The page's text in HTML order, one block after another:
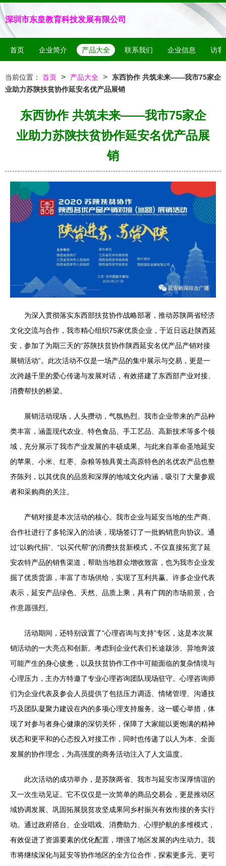
深圳市东皇教育科技发展有限公司
首页 企业简介 产品大全 联系我们 企业信息 访客
当前位置： 首页 > 产品大全 >
东西协作 共筑未来——我市75家企
业助力苏陕扶贫协作延安名优产品展销
东西协作 共筑未来——我市75家企
业助力苏陕扶贫协作延安名优产品展
销
为深入贯彻落实东西部扶贫协作战略部署，推动苏陕两省经济
文化交流与合作，我市精心组织75家优质企业，于近日远赴陕西延
安，参加了为期三天的“苏陕扶贫协作陕西延安名优产品产销对接
展销活动”。此次活动不仅是一场产品的集中展示与交易，更是一
次跨越千里的爱心传递与发展对话，有效搭建了东西部产业对接、
消费帮扶的桥梁。
展销活动现场，人头攒动，气氛热烈。我市企业带来的产品种
类丰富，涵盖现代农业、特色食品、手工艺品、高新技术等多个领
域，充分展示了我市产业发展的丰硕成果。与此来自革命圣地延安
的苹果、小米、红枣、杂粮等独具黄土高原特色的名优农产品也整
齐陈列，以其优良的品质和深厚的地域文化内涵，吸引了大量参观
者和采购商的关注。
产销对接是本次活动的核心。我市企业与延安当地的生产商、
合作社进行了多轮深入的洽谈，现场签订了一批购销意向协议。通
过“以购代捐”、“以买代帮”的消费扶贫新模式，不仅直接拓宽了延
安农特产品的销售渠道，帮助当地群众增收致富，也为我市企业发
掘了优质货源，丰富了市场供给，实现了互利共赢。许多企业代表
表示，延安产品绿色、天然、品质上乘，具有广阔的市场前景，合
作意愿强烈。
活动期间，还特别设置了“心理咨询与支持”专区，这是本次展
销活动的一大亮点和创新。考虑到企业代表们长途跋涉、异地奔波
可能产生的身心疲惫，以及扶贫协作工作中可能面临的复杂情境与
心理压力，主办方特邀了专业心理咨询团队现场驻守。心理咨询师
们为企业代表及参会人员提供了包括压力调适、情绪管理、沟通技
巧及团队凝聚力建设在内的多项心理支持服务。这一暖心举措，体
现了对参与者身心健康的深切关怀，保障了大家能以更饱满的精神
状态和更平和的心态投入对接工作，同时也传递了以人为本、全面
发展的协作理念，为高强度的商务活动注入了人文温度。
此次活动的成功举办，是苏陕两省、我市与延安市深厚情谊的
又一次生动见证。它不仅仅是一次简单的商品交易会，更是推动区
域协调发展、巩固拓展脱贫攻坚成果同乡村振兴有效衔接的务实行
动。通过政府搭台、企业唱戏、消费助力、心理护航的多维模式，
有效促进了资源要素的优化配置，增强了地区发展的内生动力。我
市将继续深化与延安等协作地区的全方位合作，探索更多元、更可